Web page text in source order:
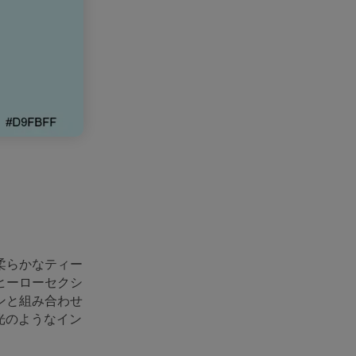
らかなティー
ーローセクシ
と組み合わせ
のようなイン